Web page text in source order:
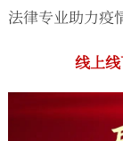
法律专业助力疫
线上